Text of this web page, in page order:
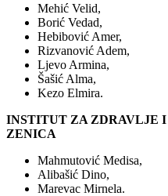
Mehić Velid,
Borić Vedad,
Hebibović Amer,
Rizvanović Adem,
Ljevo Armina,
Šašić Alma,
Kezo Elmira.
INSTITUT ZA ZDRAVLJE I
ZENICA
Mahmutović Medisa,
Alibašić Dino,
Marevac Mirnela.